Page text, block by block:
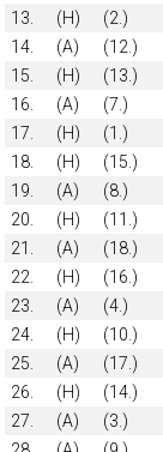
13.
(H) (2.)
14.
(A) (12.)
15.
(H) (13.)
16.
(A) (7.)
17.
(H) (1.)
18.
(H) (15.)
19.
(A) (8.)
20.
(H) (11.)
21.
(A) (18.)
22.
(H) (16.)
23.
(A) (4.)
24.
(H) (10.)
25.
(A) (17.)
26.
(H) (14.)
27.
(A) (3.)